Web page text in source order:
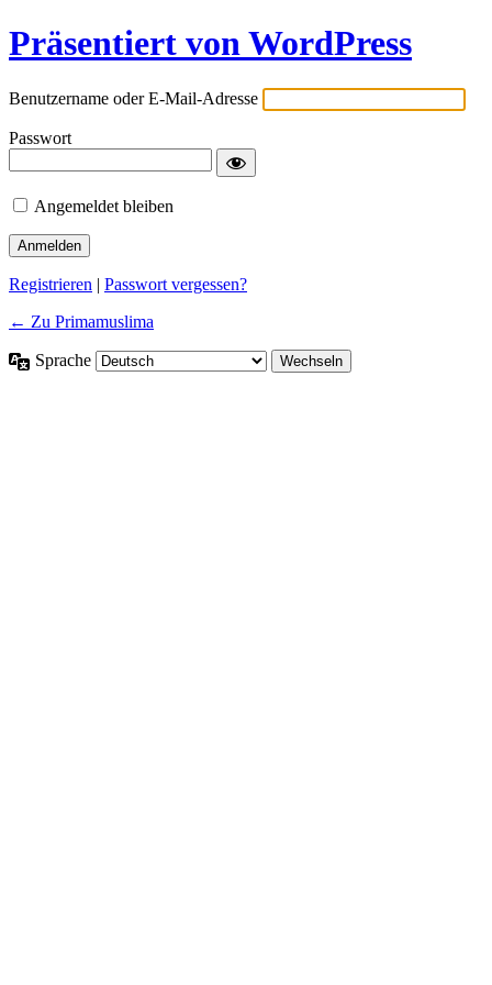
Präsentiert von WordPress
Benutzername oder E-Mail-Adresse
Passwort
Angemeldet bleiben
Registrieren | Passwort vergessen?
← Zu Primamuslima
Sprache